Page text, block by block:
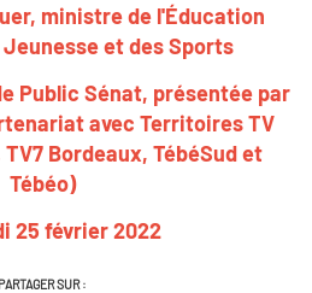
ministre de l'Éducation
et des Sports
Public Sénat, présentée par
avec Territoires TV
TV7 Bordeaux, TébéSud et
Tébéo)
25 février 2022
PARTAGER SUR :